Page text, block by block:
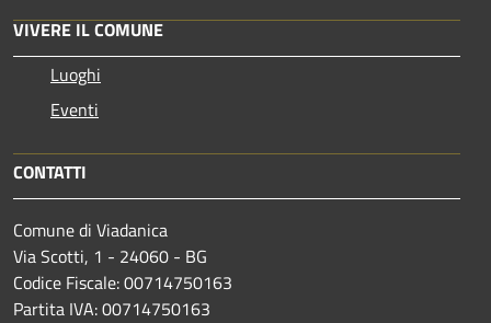
VIVERE IL COMUNE
Luoghi
Eventi
CONTATTI
Comune di Viadanica
Via Scotti, 1 - 24060 - BG
Codice Fiscale: 00714750163
Partita IVA: 00714750163